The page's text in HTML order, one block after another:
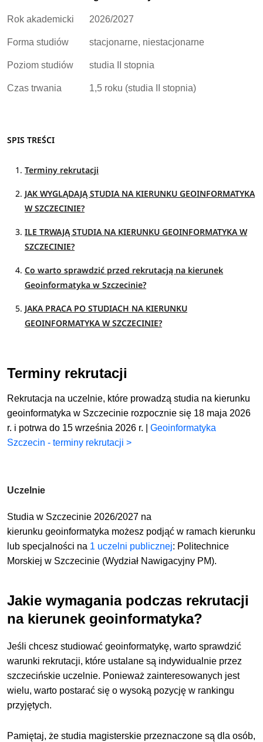
Rok akademicki 2026/2027
Forma studiów stacjonarne, niestacjonarne
Poziom studiów studia II stopnia
Czas trwania 1,5 roku (studia II stopnia)
SPIS TREŚCI
Terminy rekrutacji
JAK WYGLĄDAJĄ STUDIA NA KIERUNKU GEOINFORMATYKA
W SZCZECINIE?
ILE TRWAJĄ STUDIA NA KIERUNKU GEOINFORMATYKA W
SZCZECINIE?
Co warto sprawdzić przed rekrutacją na kierunek
Geoinformatyka w Szczecinie?
JAKA PRACA PO STUDIACH NA KIERUNKU
GEOINFORMATYKA W SZCZECINIE?
Terminy rekrutacji
Rekrutacja na uczelnie, które prowadzą studia na kierunku
geoinformatyka w Szczecinie rozpocznie się 18 maja 2026
r. i potrwa do 15 września 2026 r. |Geoinformatyka
Szczecin - terminy rekrutacji >
Uczelnie
Studia w Szczecinie 2026/2027 na
kierunku geoinformatyka możesz podjąćw ramach kierunku
lub specjalności na 1 uczelni publicznej: Politechnice
Morskiej w Szczecinie (Wydział Nawigacyjny PM).
Jakie wymagania podczas rekrutacji
na kierunek geoinformatyka?
Jeśli chcesz studiować geoinformatykę, warto sprawdzić
warunki rekrutacji, które ustalane są indywidualnie przez
szczecińskie uczelnie. Ponieważ zainteresowanych jest
wielu, warto postarać się o wysoką pozycję w rankingu
przyjętych.
Pamiętaj, że studia magisterskie przeznaczone są dla osób,